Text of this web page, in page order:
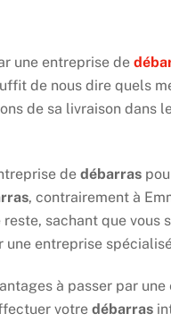
une entreprise de
de nous dire quels
de sa livraison dans
de débarras
, contrairement à
sachant que vous
une entreprise
à passer par
votre débarras